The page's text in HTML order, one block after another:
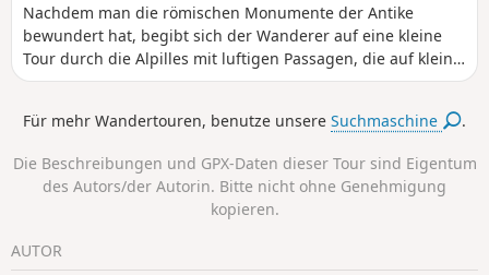
Nachdem man die römischen Monumente der Antike
bewundert hat, begibt sich der Wanderer auf eine kleine
Tour durch die Alpilles mit luftigen Passagen, die auf kleine
Gipfel führen, von denen aus man atemberaubende
Für mehr Wandertouren, benutze unsereSuchmaschine .
Die Beschreibungen und GPX-Daten dieser Tour sind Eigentum
des Autors/der Autorin. Bitte nicht ohne Genehmigung
kopieren.
AUTOR